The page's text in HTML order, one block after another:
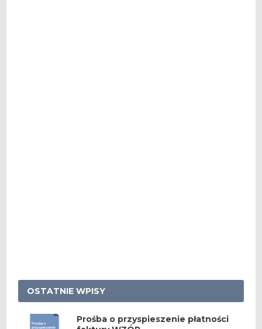
OSTATNIE WPISY
Prośba o przyspieszenie płatności